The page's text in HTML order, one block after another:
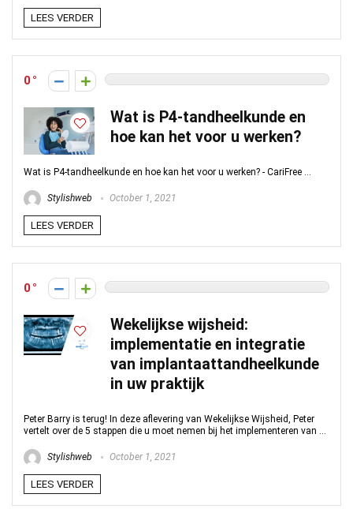
LEES VERDER
0
Wat is P4-tandheelkunde en
hoe kan het voor u werken?
Wat is P4-tandheelkunde en hoe kan het voor u werken? - CariFree ...
Stylishweb October 1, 2021
LEES VERDER
0
Wekelijkse wijsheid:
implementatie en integratie
van implantaattandheelkunde
in uw praktijk
Peter Barry is terug! In deze aflevering van Wekelijkse Wijsheid, Peter
vertelt over de 5 stappen die u moet nemen bij het implementeren van ...
Stylishweb October 1, 2021
LEES VERDER